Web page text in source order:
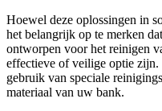
Hoewel deze oplossingen in
het belangrijk op te merken
ontworpen voor het reinigen
effectieve of veilige optie zijn.
gebruik van speciale
materiaal van uw bank.